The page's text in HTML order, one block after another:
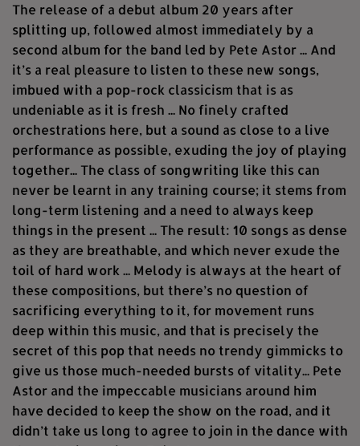
The release of a debut album 20 years after
splitting up, followed almost immediately by a
second album for the band led by Pete Astor ... And
it’s a real pleasure to listen to these new songs,
imbued with a pop-rock classicism that is as
undeniable as it is fresh ... No finely crafted
orchestrations here, but a sound as close to a live
performance as possible, exuding the joy of playing
together... The class of songwriting like this can
never be learnt in any training course; it stems from
long-term listening and a need to always keep
things in the present ... The result: 10 songs as dense
as they are breathable, and which never exude the
toil of hard work ... Melody is always at the heart of
these compositions, but there’s no question of
sacrificing everything to it, for movement runs
deep within this music, and that is precisely the
secret of this pop that needs no trendy gimmicks to
give us those much-needed bursts of vitality... Pete
Astor and the impeccable musicians around him
have decided to keep the show on the road, and it
didn’t take us long to agree to join in the dance with